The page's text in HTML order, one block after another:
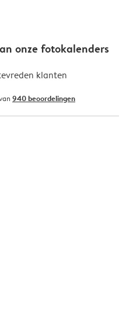
onze fotokalenders
klanten
940 beoordelingen